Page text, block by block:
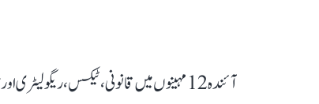
آئندہ 12 مہینوں میں قانونی، ٹیکس،